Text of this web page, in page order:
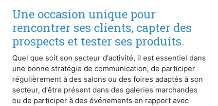
Une occasion unique pour
rencontrer ses clients, capter des
prospects et tester ses produits.
Quel que soit son secteur d'activité, il est essentiel dans
une bonne stratégie de communication, de participer
régulièrement à des salons ou des foires adaptés à son
secteur, d'être présent dans des galeries marchandes
ou de participer à des événements en rapport avec